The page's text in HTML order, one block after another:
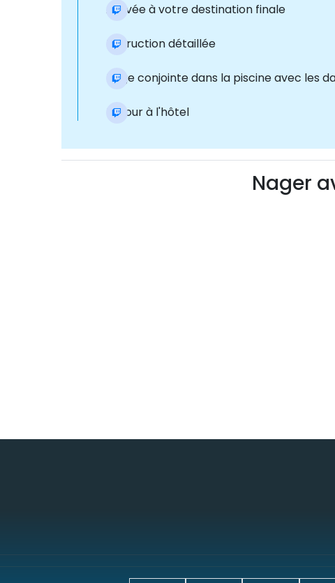
Arrivée à votre destination finale
Instruction détaillée
Nage conjointe dans la piscine avec les
Retour à l'hôtel
Nager